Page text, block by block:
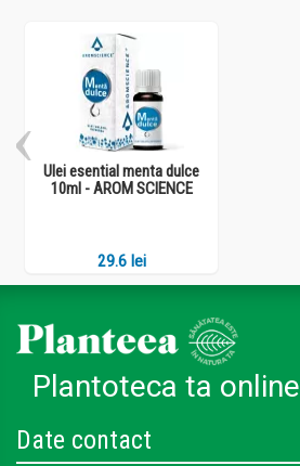
Ulei esential menta dulce
10ml - AROM SCIENCE
29.6 lei
Plantoteca ta online
Date contact